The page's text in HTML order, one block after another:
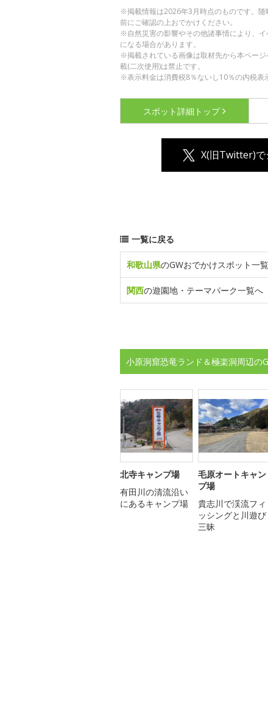
※掲載情報は2026年3月時点のものです。
前にご確認の上おでかけください。
※自然災害の影響やその他諸事情により、
になる場合があります。
※掲載されている画像は取材先から本ペー
載(二次使用)は禁止です。
※表示料金は消費税8％ないし10％の内税表
スポット詳細 トップ
X(旧Twitter)で
一覧に戻る
和歌山県のGWおでかけスポット一
関西の遊園地・テーマパーク一覧へ
小原洞窟恐竜ランド＆極楽洞周辺の
北寺キャンプ場
有田川の清流沿い
にあるキャンプ場
毛原オートキャン
プ場
貴志川で渓流フィ
ッシングと川遊び
三昧